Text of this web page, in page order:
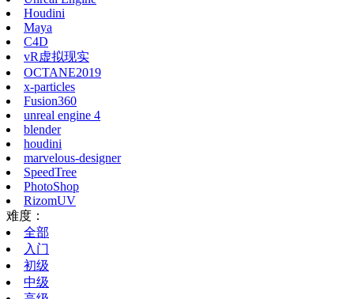
Houdini
Maya
C4D
vR虚拟现实
OCTANE2019
x-particles
Fusion360
unreal engine 4
blender
houdini
marvelous-designer
SpeedTree
PhotoShop
RizomUV
难度：
全部
入门
初级
中级